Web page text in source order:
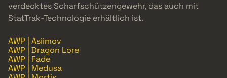
verdecktes Scharfschützengewehr, das auch mit
StatTrak-Technologie erhältlich ist.
AWP | Asiimov
AWP | Dragon Lore
AWP | Fade
AWP | Medusa